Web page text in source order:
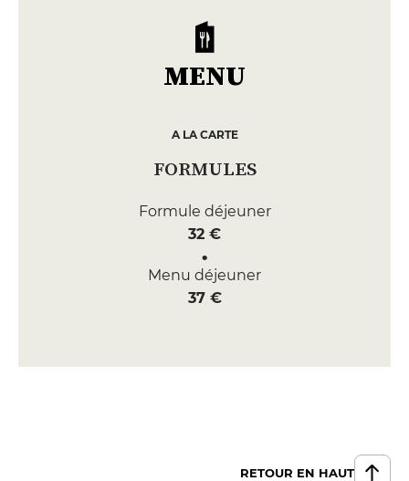
MENU
A LA CARTE
FORMULES
Formule déjeuner
32 €
Menu déjeuner
37 €
RETOUR EN HAUT